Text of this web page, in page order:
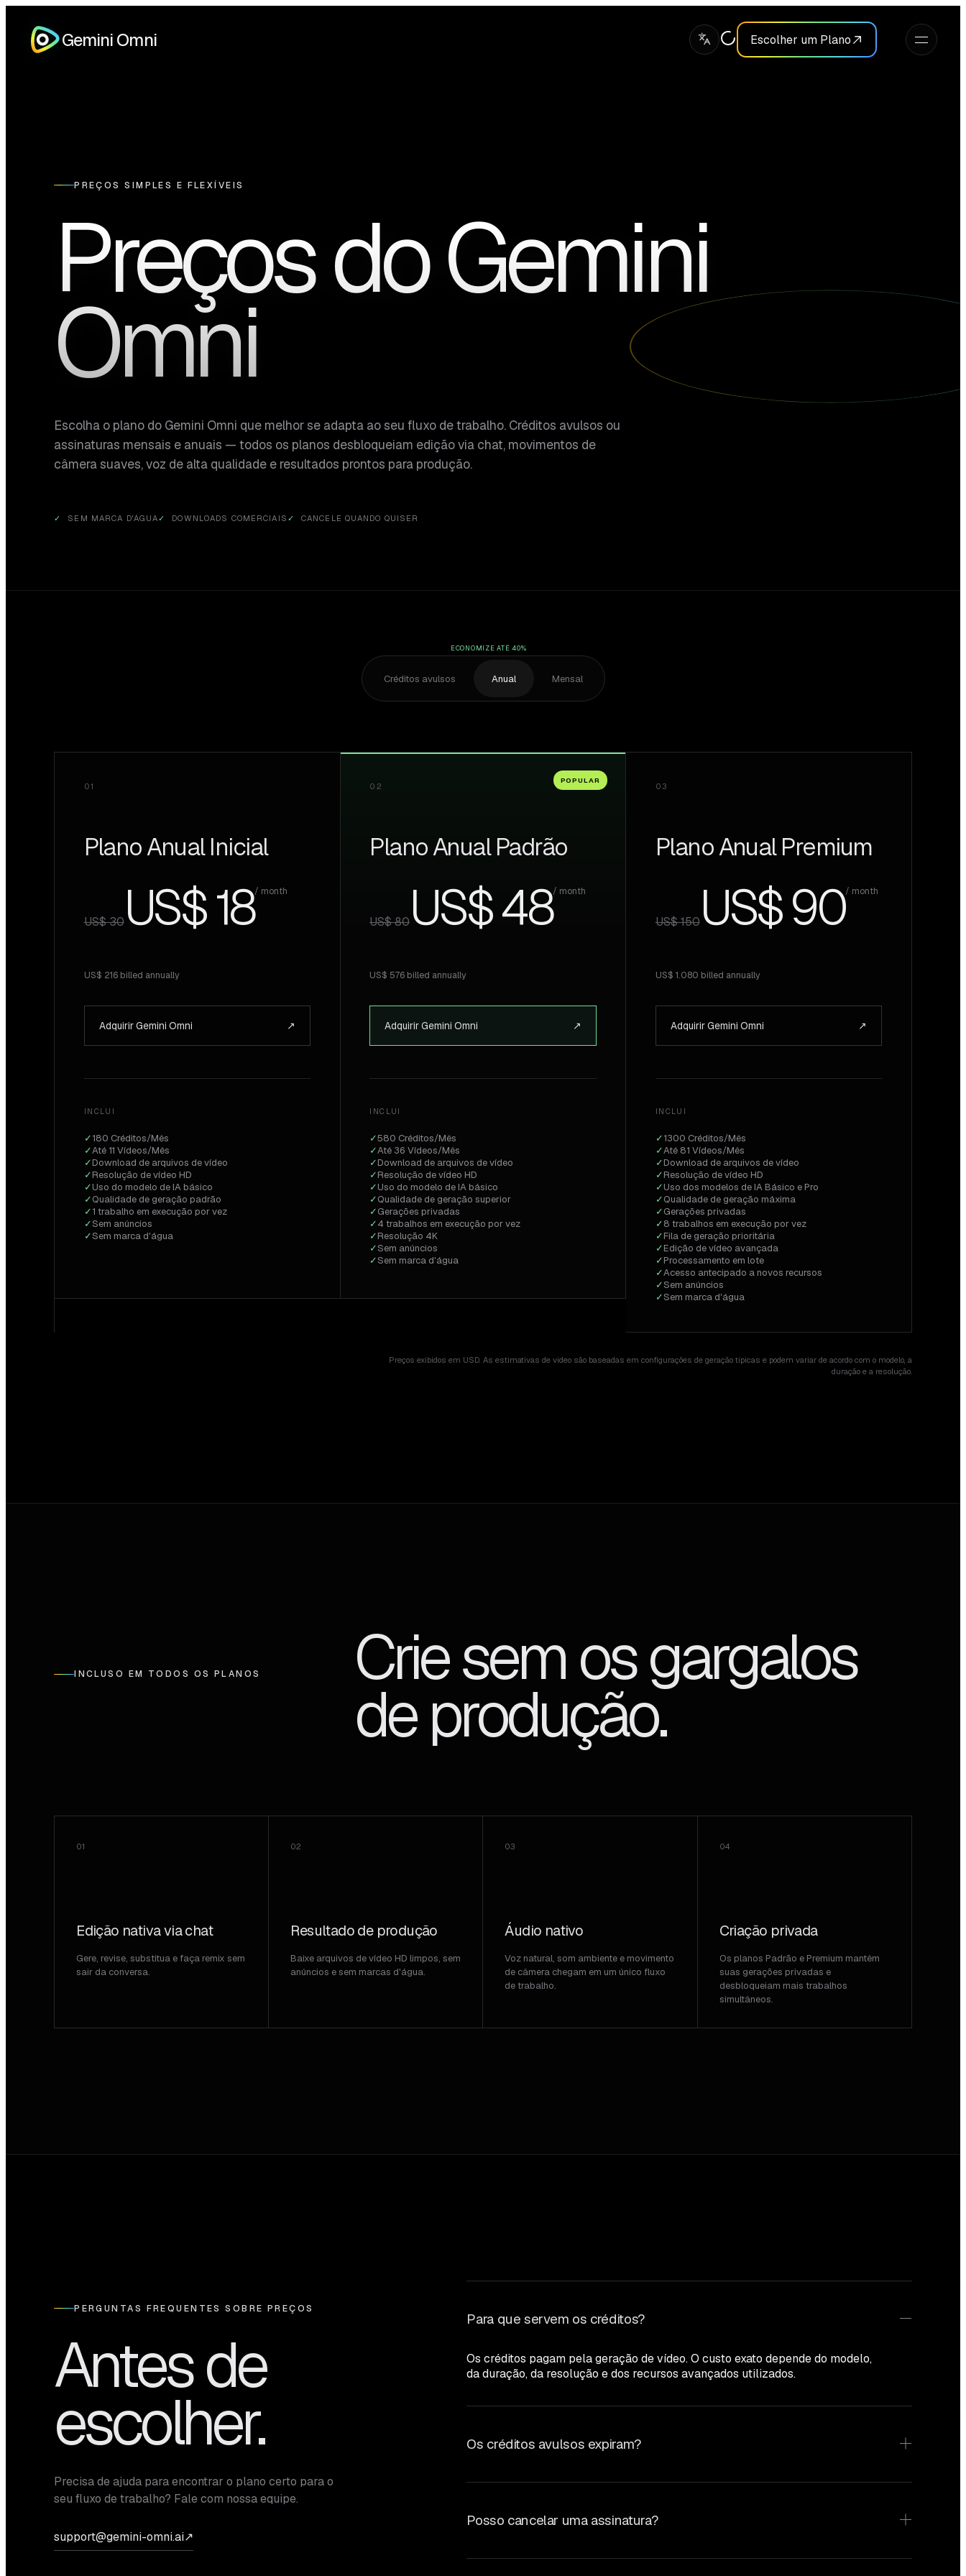
Gemini Omni Escolher um Plano
PREÇOS SIMPLES E FLEXÍVEIS
Preços do Gemini
Omni
Escolha o plano do Gemini Omni que melhor se adapta ao seu fluxo de trabalho. Créditos avulsos ou
assinaturas mensais e anuais — todos os planos desbloqueiam edição via chat, movimentos de
câmera suaves, voz de alta qualidade e resultados prontos para produção.
SEM MARCA D'ÁGUA DOWNLOADS COMERCIAIS CANCELE QUANDO QUISER
Créditos avulsos Anual
ECONOMIZE ATÉ 40%
Mensal
01
Plano Anual Inicial
US$ 30US$ 18/ month
US$ 216 billed annually
Adquirir Gemini Omni ↗
INCLUI
✓180 Créditos/Mês
✓Até 11 Vídeos/Mês
✓Download de arquivos de vídeo
✓Resolução de vídeo HD
✓Uso do modelo de IA básico
✓Qualidade de geração padrão
✓1 trabalho em execução por vez
✓Sem anúncios
✓Sem marca d'água
POPULAR
02
Plano Anual Padrão
US$ 80 US$ 48/ month
US$ 576 billed annually
Adquirir Gemini Omni ↗
INCLUI
✓580 Créditos/Mês
✓Até 36 Vídeos/Mês
✓Download de arquivos de vídeo
✓Resolução de vídeo HD
✓Uso do modelo de IA básico
✓Qualidade de geração superior
✓Gerações privadas
✓4 trabalhos em execução por vez
✓Resolução 4K
✓Sem anúncios
✓Sem marca d'água
03
Plano Anual Premium
US$ 150US$ 90/ month
US$ 1.080 billed annually
Adquirir Gemini Omni ↗
INCLUI
✓1300 Créditos/Mês
✓Até 81 Vídeos/Mês
✓Download de arquivos de vídeo
✓Resolução de vídeo HD
✓Uso dos modelos de IA Básico e Pro
✓Qualidade de geração máxima
✓Gerações privadas
✓8 trabalhos em execução por vez
✓Fila de geração prioritária
✓Edição de vídeo avançada
✓Processamento em lote
✓Acesso antecipado a novos recursos
✓Sem anúncios
✓Sem marca d'água
Preços exibidos em USD. As estimativas de vídeo são baseadas em configurações de geração típicas e podem variar de acordo com o modelo, a
duração e a resolução.
INCLUSO EM TODOS OS PLANOS Crie sem os gargalos
de produção.
01
Edição nativa via chat
Gere, revise, substitua e faça remix sem
sair da conversa.
02
Resultado de produção
Baixe arquivos de vídeo HD limpos, sem
anúncios e sem marcas d'água.
03
Áudio nativo
Voz natural, som ambiente e movimento
de câmera chegam em um único fluxo
de trabalho.
04
Criação privada
Os planos Padrão e Premium mantêm
suas gerações privadas e
desbloqueiam mais trabalhos
simultâneos.
PERGUNTAS FREQUENTES SOBRE PREÇOS
Antes de
escolher.
Precisa de ajuda para encontrar o plano certo para o
seu fluxo de trabalho? Fale com nossa equipe.
support@gemini-omni.ai↗
Para que servem os créditos?
Os créditos pagam pela geração de vídeo. O custo exato depende do modelo,
da duração, da resolução e dos recursos avançados utilizados.
Os créditos avulsos expiram?
Posso cancelar uma assinatura?